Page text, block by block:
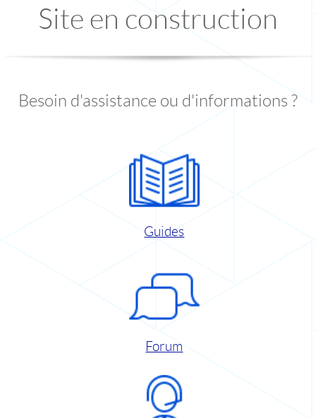
Site en construction
Besoin d'assistance ou d'informations ?
Guides
Forum